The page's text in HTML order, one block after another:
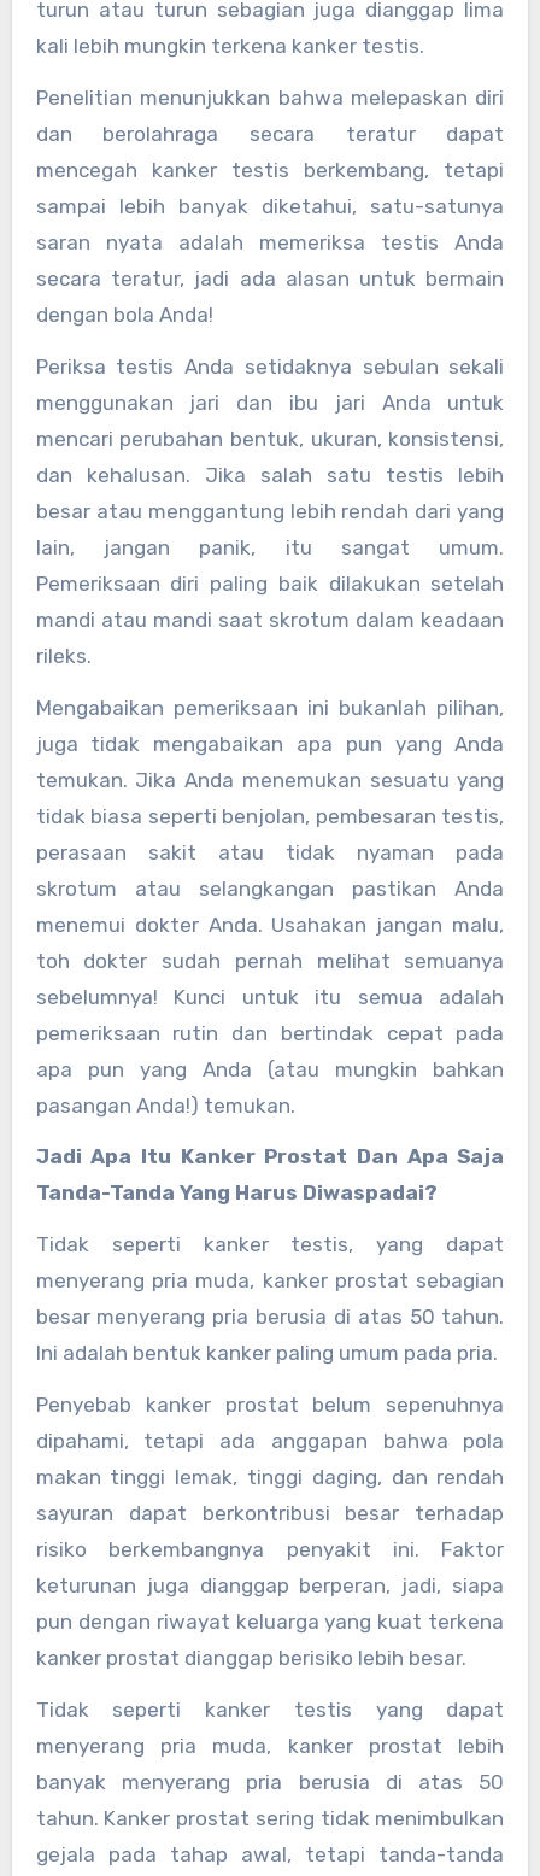
turun atau turun sebagian juga dianggap lima
kali lebih mungkin terkena kanker testis.
Penelitian menunjukkan bahwa melepaskan diri
dan berolahraga secara teratur dapat
mencegah kanker testis berkembang, tetapi
sampai lebih banyak diketahui, satu-satunya
saran nyata adalah memeriksa testis Anda
secara teratur, jadi ada alasan untuk bermain
dengan bola Anda!
Periksa testis Anda setidaknya sebulan sekali
menggunakan jari dan ibu jari Anda untuk
mencari perubahan bentuk, ukuran, konsistensi,
dan kehalusan. Jika salah satu testis lebih
besar atau menggantung lebih rendah dari yang
lain, jangan panik, itu sangat umum.
Pemeriksaan diri paling baik dilakukan setelah
mandi atau mandi saat skrotum dalam keadaan
rileks.
Mengabaikan pemeriksaan ini bukanlah pilihan,
juga tidak mengabaikan apa pun yang Anda
temukan. Jika Anda menemukan sesuatu yang
tidak biasa seperti benjolan, pembesaran testis,
perasaan sakit atau tidak nyaman pada
skrotum atau selangkangan pastikan Anda
menemui dokter Anda. Usahakan jangan malu,
toh dokter sudah pernah melihat semuanya
sebelumnya! Kunci untuk itu semua adalah
pemeriksaan rutin dan bertindak cepat pada
apa pun yang Anda (atau mungkin bahkan
pasangan Anda!) temukan.
Jadi Apa Itu Kanker Prostat Dan Apa Saja
Tanda-Tanda Yang Harus Diwaspadai?
Tidak seperti kanker testis, yang dapat
menyerang pria muda, kanker prostat sebagian
besar menyerang pria berusia di atas 50 tahun.
Ini adalah bentuk kanker paling umum pada pria.
Penyebab kanker prostat belum sepenuhnya
dipahami, tetapi ada anggapan bahwa pola
makan tinggi lemak, tinggi daging, dan rendah
sayuran dapat berkontribusi besar terhadap
risiko berkembangnya penyakit ini. Faktor
keturunan juga dianggap berperan, jadi, siapa
pun dengan riwayat keluarga yang kuat terkena
kanker prostat dianggap berisiko lebih besar.
Tidak seperti kanker testis yang dapat
menyerang pria muda, kanker prostat lebih
banyak menyerang pria berusia di atas 50
tahun. Kanker prostat sering tidak menimbulkan
gejala pada tahap awal, tetapi tanda-tanda